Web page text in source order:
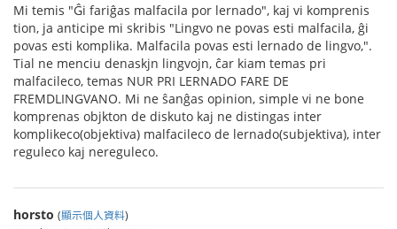
Mi temis "Ĝi fariĝas malfacila por lernado", kaj vi komprenis
tion, ja anticipe mi skribis "Lingvo ne povas esti malfacila, ĝi
povas esti komplika. Malfacila povas esti lernado de lingvo,".
Tial ne menciu denaskjn lingvojn, ĉar kiam temas pri
malfacileco, temas NUR PRI LERNADO FARE DE
FREMDLINGVANO. Mi ne ŝanĝas opinion, simple vi ne bone
komprenas objkton de diskuto kaj ne distingas inter
komplikeco(objektiva) malfacileco de lernado(subjektiva), inter
reguleco kaj nereguleco.
horsto (顯示個人資料)